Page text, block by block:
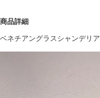
商品詳細
ベネチアングラスシャンデ